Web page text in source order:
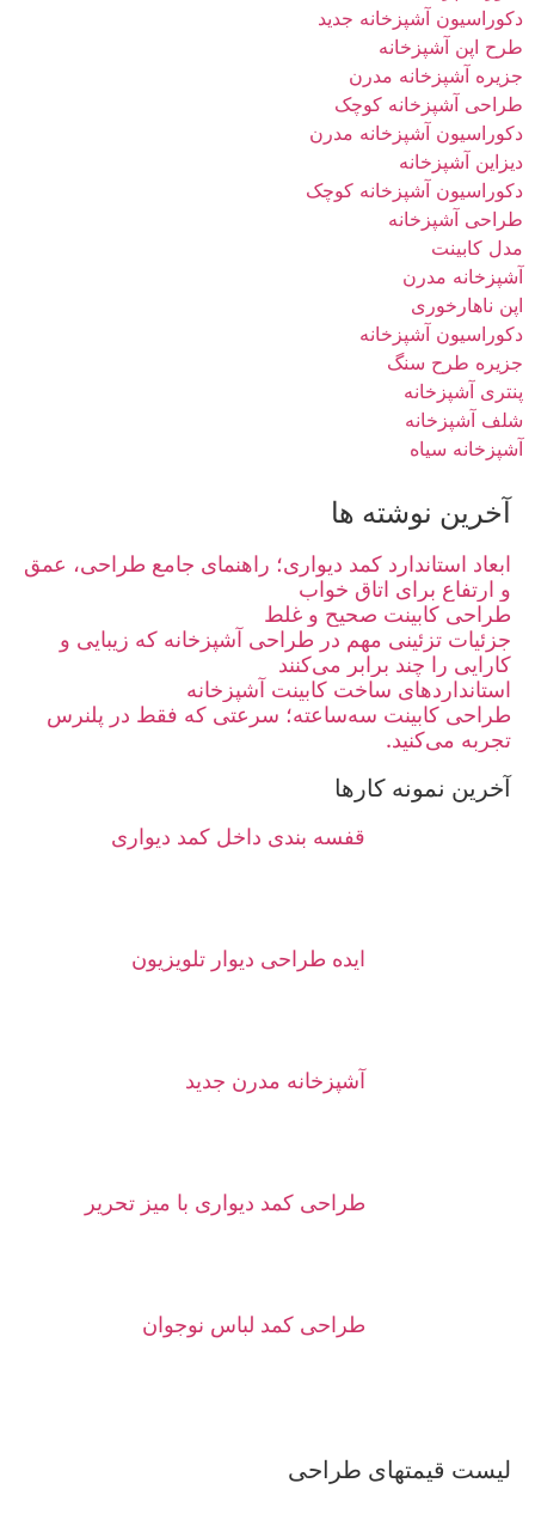
دکوراسیون آشپزخانه جدید
طرح اپن آشپزخانه
جزیره آشپزخانه مدرن
طراحی آشپزخانه کوچک
دکوراسیون آشپزخانه مدرن
دیزاین آشپزخانه
دکوراسیون آشپزخانه کوچک
طراحی آشپزخانه
مدل كابينت
آشپزخانه مدرن
اپن ناهارخوری
دکوراسیون آشپزخانه
جزیره طرح سنگ
پنتری آشپزخانه
شلف آشپزخانه
آشپزخانه سیاه
آخرین نوشته ها
ابعاد استاندارد کمد دیواری؛ راهنمای جامع طراحی، عمق
و ارتفاع برای اتاق خواب
طراحی کابینت صحیح و غلط
جزئیات تزئینی مهم در طراحی آشپزخانه که زیبایی و
کارایی را چند برابر می‌کنند
استانداردهای ساخت کابینت آشپزخانه
طراحی کابینت سه‌ساعته؛ سرعتی که فقط در پلنرس
تجربه می‌کنید.
آخرین نمونه کارها
قفسه بندی داخل کمد دیواری
ایده طراحی دیوار تلویزیون
آشپزخانه مدرن جدید
طراحی کمد دیواری با میز تحریر
طراحی کمد لباس نوجوان
لیست قیمتهای طراحی